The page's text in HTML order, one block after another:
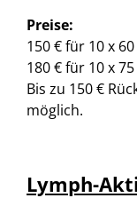
Preise:
150 € für 10 x
180 € für 10 x
Bis zu 150 €
möglich.
Lymph-